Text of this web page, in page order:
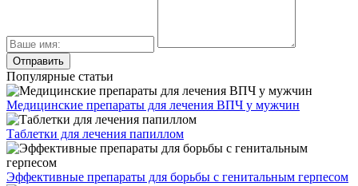
Популярные статьи
Медицинские препараты для лечения ВПЧ у мужчин
Таблетки для лечения папиллом
Эффективные препараты для борьбы с генитальным герпесом